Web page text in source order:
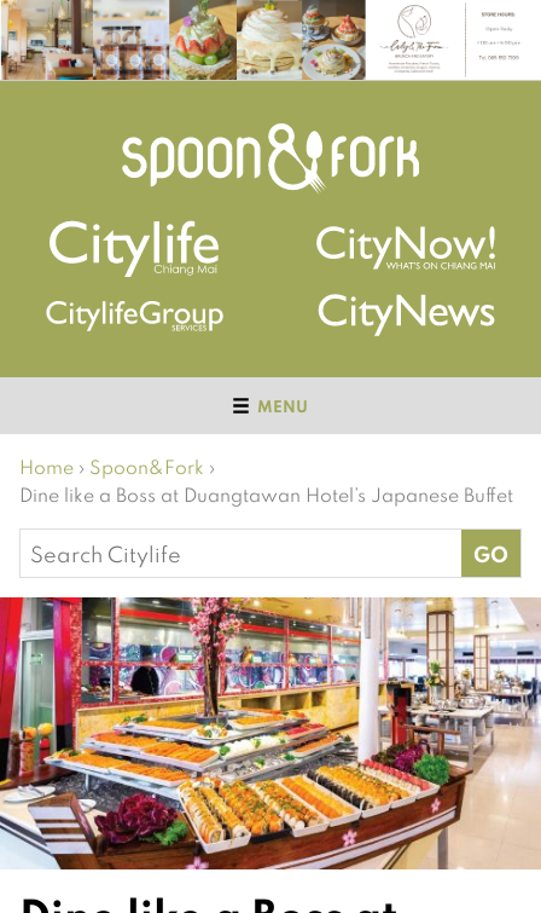
MENU
Home › Spoon&Fork ›
Dine like a Boss at Duangtawan Hotel’s Japanese Buffet
Search
for: